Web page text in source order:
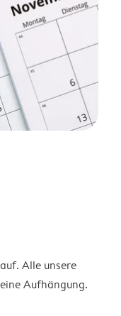
Alle unsere
Aufhängung.